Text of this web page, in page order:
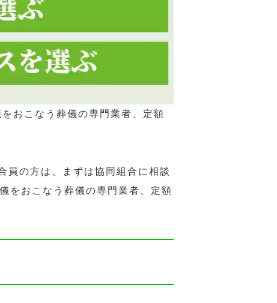
おこなう葬儀の専門業者、定額
員の方は、まずは協同組合に相談
をおこなう葬儀の専門業者、定額